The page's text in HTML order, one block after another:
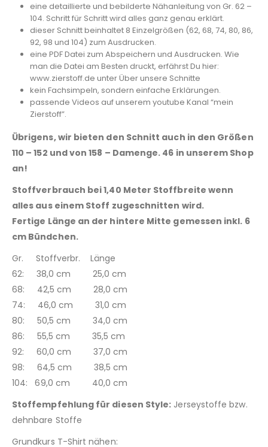
eine detaillierte und bebilderte Nähanleitung von Gr. 62 –
104. Schritt für Schritt wird alles ganz genau erklärt.
dieser Schnitt beinhaltet 8 Einzelgrößen (62, 68, 74, 80, 86,
92, 98 und 104) zum Ausdrucken.
eine PDF Datei zum Abspeichern und Ausdrucken. Wie
man die Datei am Besten druckt, erfährst Du hier:
www.zierstoff.de unter Über unsere Schnitte
kein Fachsimpeln, sondern einfache Erklärungen.
passende Videos auf unserem youtube Kanal “mein
Zierstoff”.
Übrigens, wir bieten den Schnitt auch in den Größen
110 – 152 und von 158 – Damenge. 46 in unserem Shop
an!
Stoffverbrauch bei 1,40 Meter Stoffbreite wenn
alles aus einem Stoff zugeschnitten wird.
Fertige Länge an der hintere Mitte gemessen inkl. 6
cm Bündchen.
Gr. Stoffverbr. Länge
62: 38,0 cm 25,0 cm
68: 42,5 cm 28,0 cm
74: 46,0 cm 31,0 cm
80: 50,5 cm 34,0 cm
86: 55,5 cm 35,5 cm
92: 60,0 cm 37,0 cm
98: 64,5 cm 38,5 cm
104: 69,0 cm 40,0 cm
Stoffempfehlung für diesen Style: Jerseystoffe bzw.
dehnbare Stoffe
Grundkurs T-Shirt nähen: